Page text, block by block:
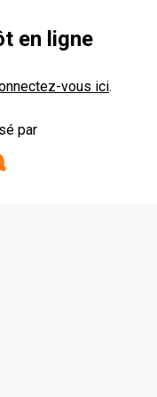
en ligne
vous ici.
parYapla